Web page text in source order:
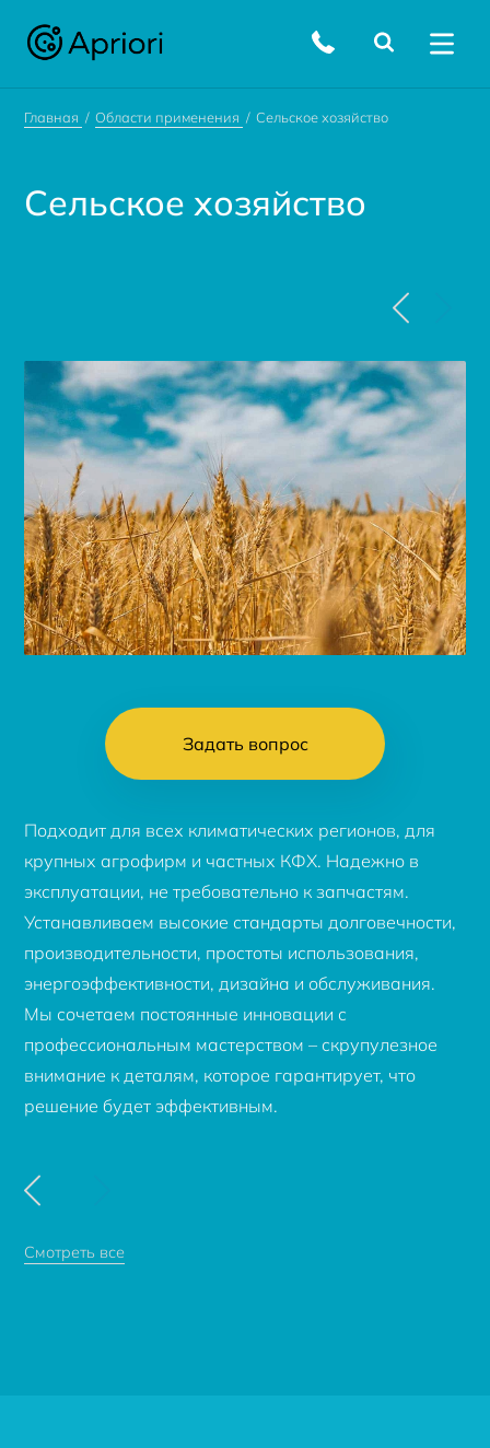
Главная Области применения Сельское хозяйство
Сельское хозяйство
Задать вопрос
Подходит для всех климатических регионов, для
крупных агрофирм и частных КФХ. Надежно в
эксплуатации, не требовательно к запчастям.
Устанавливаем высокие стандарты долговечности,
производительности, простоты использования,
энергоэффективности, дизайна и обслуживания.
Мы сочетаем постоянные инновации с
профессиональным мастерством – скрупулезное
внимание к деталям, которое гарантирует, что
решение будет эффективным.
Смотреть все